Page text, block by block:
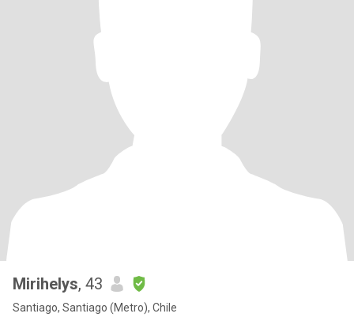
Mirihelys, 43
Santiago, Santiago (Metro), Chile